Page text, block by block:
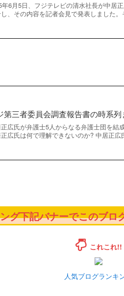
年6月5日、フジテレビの清水社長が中居
、その内容を記者会見で発表しました
第三者委員会調査報告書の時系
広氏が弁護士5人からなる弁護士団を結
広氏は何で理解できないのか? 中居正
グ下記バナーでこのブ
これこれ!!
人気ブログランキ